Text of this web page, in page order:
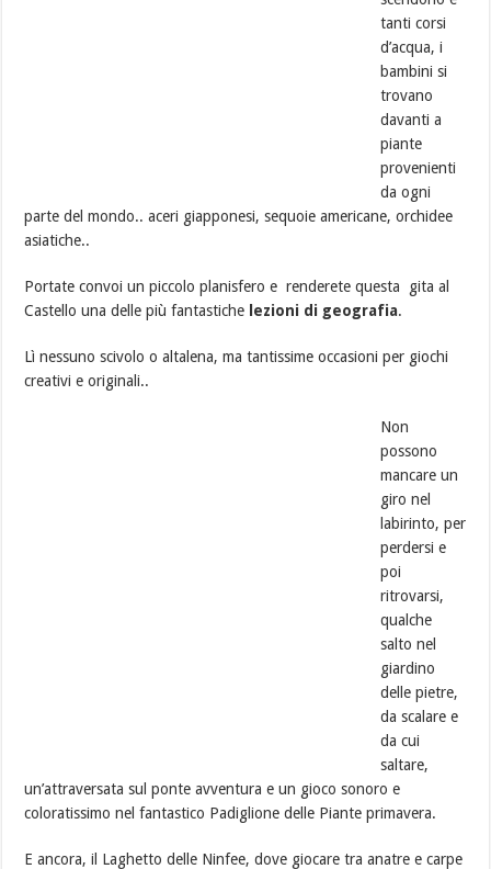
tanti corsi
d’acqua, i
bambini si
trovano
davanti a
piante
provenienti
da ogni
parte del mondo.. aceri giapponesi, sequoie americane, orchidee
asiatiche..
Portate convoi un piccolo planisfero e renderete questa gita al
Castello una delle più fantastiche lezioni di geografia.
Lì nessuno scivolo o altalena, ma tantissime occasioni per giochi
creativi e originali..
Non
possono
mancare un
giro nel
labirinto, per
perdersi e
poi
ritrovarsi,
qualche
salto nel
giardino
delle pietre,
da scalare e
da cui
saltare,
un’attraversata sul ponte avventura e un gioco sonoro e
coloratissimo nel fantastico Padiglione delle Piante primavera.
E ancora, il Laghetto delle Ninfee, dove giocare tra anatre e carpe